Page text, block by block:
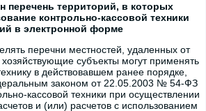
перечень территорий, в которых
контрольно-кассовой техники
в электронной форме
перечни местностей, удаленных от
хозяйствующие субъекты могут применять
в действовавшем ранее порядке,
законом от 22.05.2003 № 54-ФЗ
кассовой техники при осуществлении
и (или) расчетов с использованием